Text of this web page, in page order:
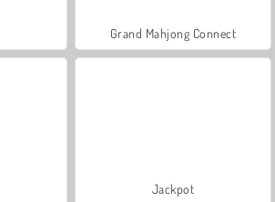
Grand Mahjong Connect
Jackpot